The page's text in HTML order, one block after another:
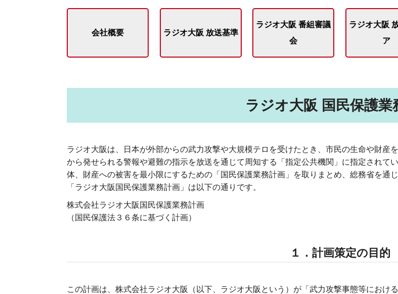
会社概要 ラジオ大阪 放送基準
ラジオ大阪 番組審議
会
ラジオ大阪
ア
ラジオ大阪 国民保護業
ラジオ大阪は、日本が外部からの武力攻撃や大規模テロを受けたとき、市民の生命や財産
から発せられる警報や避難の指示を放送を通じて周知する「指定公共機関」に指定されて
体、財産への被害を最小限にするための「国民保護業務計画」を取りまとめ、総務省を通
「ラジオ大阪国民保護業務計画」は以下の通りです。
株式会社ラジオ大阪国民保護業務計画
（国民保護法３６条に基づく計画）
１．計画策定の目的
この計画は、株式会社ラジオ大阪（以下、ラジオ大阪という）が「武力攻撃事態等におけ